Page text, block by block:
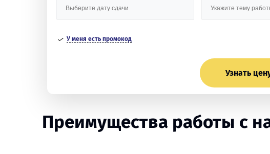
У меня есть промокод
Узнать
Преимущества работы с